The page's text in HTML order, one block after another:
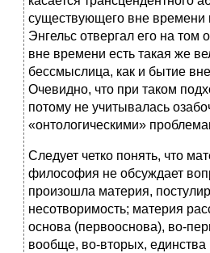
существующего вне времени
Энгельс отвергал его на том
вне времени есть такая же
бессмыслица, как и бытие
Очевидно, что при таком
потому не учитывалась
«онтологическими»
Следует четко понять, что
философия не обсуждает
произошла материя,
несотворимость; материя
основа (первооснова), во-
вообще, во-вторых,